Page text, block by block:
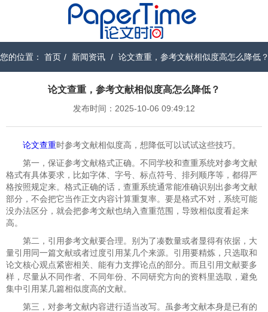
您的位置： 首页 / 新闻资讯 / 论文查重，参考文献相似度高怎么降低
论文查重，参考文献相似度高怎么降低？
发布时间：2025-10-06 09:49:12
论文查重时参考文献相似度高，想降低可以试试这些技巧。
第一，保证参考文献格式正确。不同学校和查重系统对参考文献
格式有具体要求，比如字体、字号、标点符号、排列顺序等，都得严
格按照规定来。格式正确的话，查重系统通常能准确识别出参考文献
部分，不会把它当作正文内容计算重复率。要是格式不对，系统可能
没办法区分，就会把参考文献也纳入查重范围，导致相似度看起来
高。
第二，引用参考文献要合理。别为了凑数量或者显得有依据，大
量引用同一篇文献或者过度引用某几个来源。引用要精炼，只选取和
论文核心观点紧密相关、能有力支撑论点的部分。而且引用文献要多
样，尽量从不同作者、不同年份、不同研究方向的资料里选取，避免
集中引用某几篇相似度高的文献。
第三，对参考文献内容进行适当改写。虽参考文献本身是已有的